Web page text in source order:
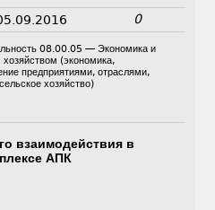
0
08.00.05 — Экономика и
(экономика,
предприятиями, отраслями,
хозяйство)
взаимодействия в
АПК